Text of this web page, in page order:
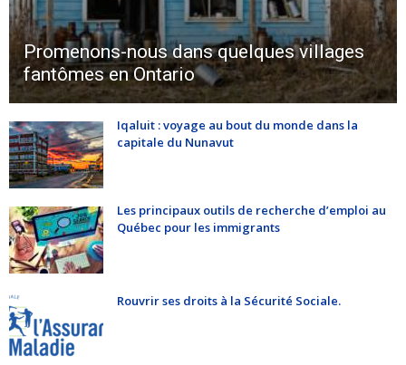
Promenons-nous dans quelques villages
fantômes en Ontario
Iqaluit : voyage au bout du monde dans la
capitale du Nunavut
Les principaux outils de recherche d’emploi au
Québec pour les immigrants
Rouvrir ses droits à la Sécurité Sociale.